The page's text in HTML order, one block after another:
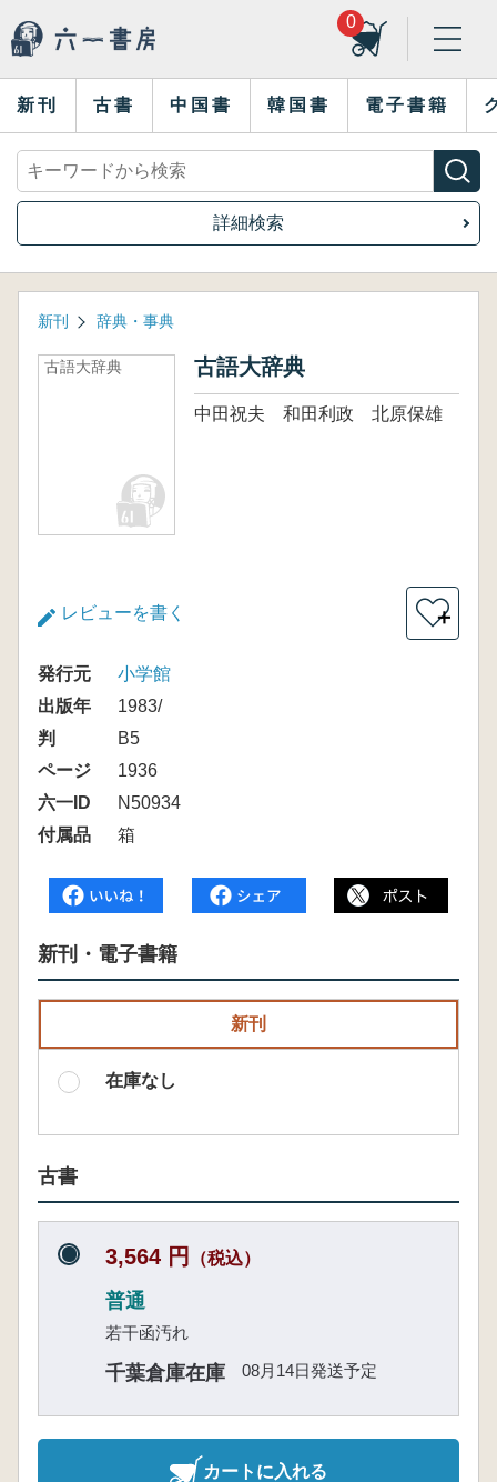
0
新刊 古書 中国書 韓国書 電子書籍
詳細検索
新刊 辞典・事典
古語大辞典 古語大辞典
中田祝夫 和田利政 北原保雄
レビューを書く ＋
発行元
小学館
出版年
1983/
判
B5
ページ
1936
六一ID
N50934
付属品
箱
新刊・電子書籍
新刊
在庫なし
古書
3,564 円 （税込）
普通
若干函汚れ
千葉倉庫在庫 08月14日発送予定
カートに入れる